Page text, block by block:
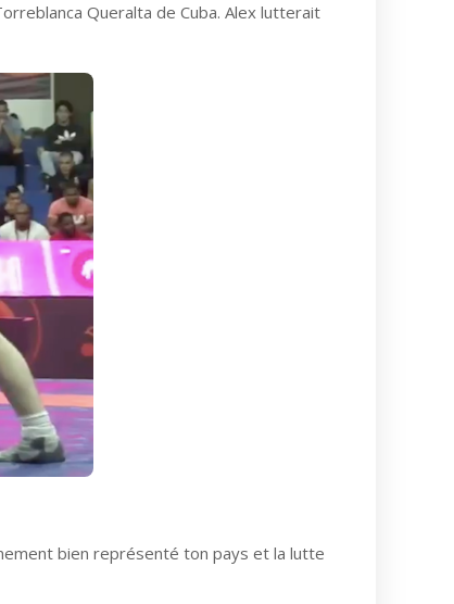
Queralta de Cuba. Alex lutterait
bien représenté ton pays et la lutte